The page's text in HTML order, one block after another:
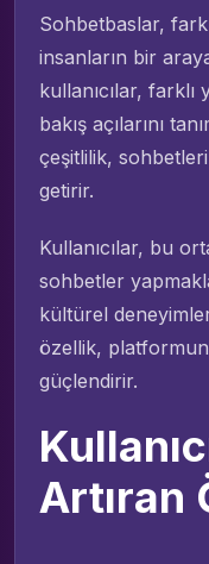
Sohbetbaslar,
insanların bir
kullanıcılar, farklı
bakış açılarını
çeşitlilik,
getirir.
Kullanıcılar, bu
sohbetler
kültürel
özellik,
güçlendirir.
Artıran